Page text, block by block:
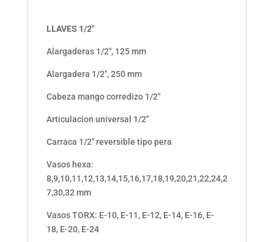
LLAVES 1/2″
Alargaderas 1/2″, 125 mm
Alargadera 1/2″, 250 mm
Cabeza mango corredizo 1/2″
Articulacion universal 1/2″
Carraca 1/2″ reversible tipo pera
Vasos hexa:
8,9,10,11,12,13,14,15,16,17,18,19,20,21,22,24,2
7,30,32 mm
Vasos TORX: E-10, E-11, E-12, E-14, E-16, E-
18, E-20, E-24